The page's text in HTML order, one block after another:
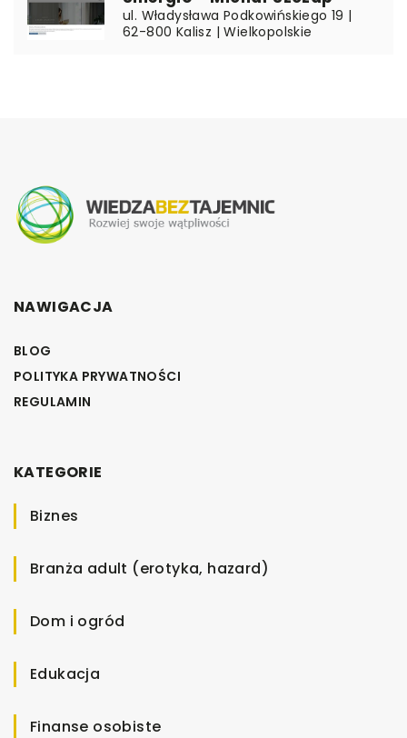
ul. Władysława Podkowińskiego 19 |
62-800 Kalisz | Wielkopolskie
NAWIGACJA
BLOG
POLITYKA PRYWATNOŚCI
REGULAMIN
KATEGORIE
Biznes
Branża adult (erotyka, hazard)
Dom i ogród
Edukacja
Finanse osobiste